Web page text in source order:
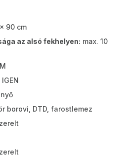
90 cm
az alsó fekhelyen: max. 10
IGEN
borovi, DTD, farostlemez